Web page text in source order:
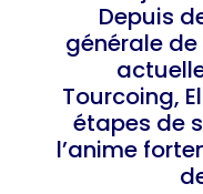
Depuis
générale
Tourcoing,
étapes de
l’anime